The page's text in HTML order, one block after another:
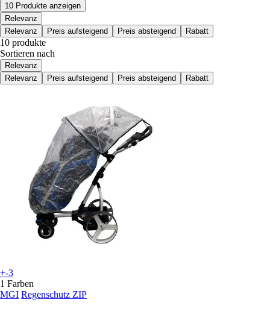
10 Produkte anzeigen
Relevanz
Relevanz
Preis aufsteigend Preis absteigend Rabatt
10 produkte
Sortieren nach
Relevanz
Relevanz
Preis aufsteigend Preis absteigend Rabatt
+-3
1 Farben
MGI Regenschutz ZIP